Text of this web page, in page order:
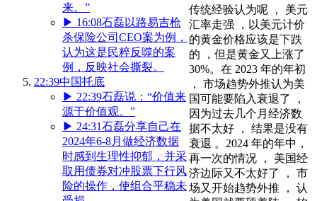
来。”
▶ 16:08石磊以路易吉枪
杀保险公司CEO案为例，
认为这是民粹反噬的案
例，反映社会撕裂。
22:39中国托底
▶ 22:39石磊说：“价值来
源于价值观。”
▶ 24:31石磊分享自己在
2024年6-8月做经济数据
时感到生理性抑郁，并采
取用债券对冲股票下行风
险的操作，使组合平稳未
传统经验认为呢 ， 美元
汇率走强 ，以美元计价
的黄金价格应该是下跌
的 ，但是黄金又上涨了
30%。在 2023 年的年初
， 市场趋势外推认为美
国可能要陷入衰退了 ，
因为过去几个月经济数
据不太好 ， 结果是没有
衰退 。2024 年的年中，
再一次的情况 ， 美国经
济边际又不太好了 ， 市
场又开始趋势外推 ， 认